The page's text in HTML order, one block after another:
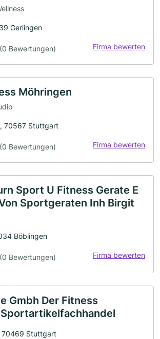
Gerlingen
(0 Bewertungen) Firma bewerten
Möhringen
70567 Stuttgart
(0 Bewertungen) Firma bewerten
Sport U Fitness Gerate E
Sportgeraten Inh Birgit
Böblingen
(0 Bewertungen) Firma bewerten
Gmbh Der Fitness
70469 Stuttgart